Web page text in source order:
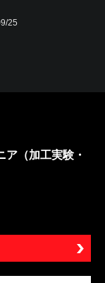
25
ア（加工実験・